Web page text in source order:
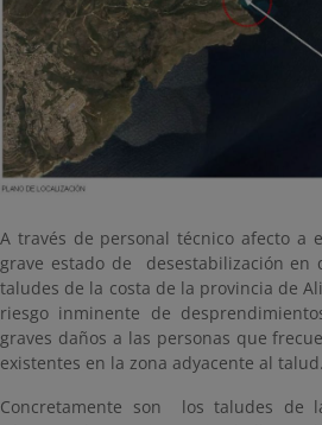
A través de personal técnico afecto a
grave estado de desestabilización en
taludes de la costa de la provincia de
riesgo inminente de
graves daños a las personas que
existentes en la zona adyacente al talud.
Concretamente son los taludes de